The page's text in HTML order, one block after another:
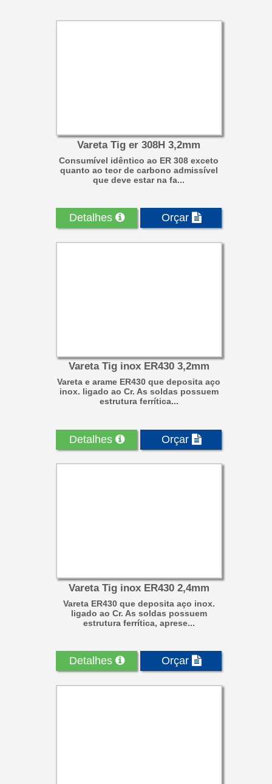
Vareta Tig er 308H 3,2mm
Consumível idêntico ao ER 308 exceto
quanto ao teor de carbono admissível
que deve estar na fa...
Detalhes Orçar
Vareta Tig inox ER430 3,2mm
Vareta e arame ER430 que deposita aço
inox. ligado ao Cr. As soldas possuem
estrutura ferrítica...
Detalhes Orçar
Vareta Tig inox ER430 2,4mm
Vareta ER430 que deposita aço inox.
ligado ao Cr. As soldas possuem
estrutura ferrítica, aprese...
Detalhes Orçar